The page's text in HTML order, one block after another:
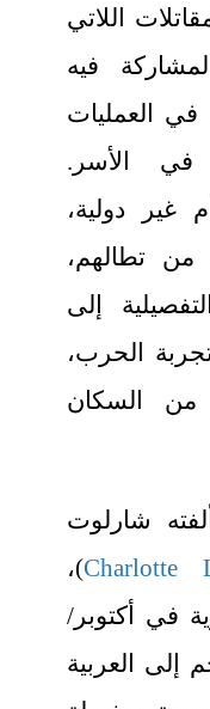
اللاتي
فيه
العمليات
في الأسر.
غير دولية،
من تطالهم،
إلى
الحرب،
من السكان
شارلوت
Charlotte)،
في أكتوبر/
وتُرجم إلى العربية